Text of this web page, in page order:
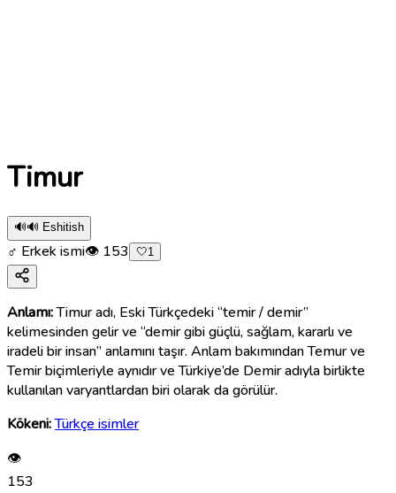
Timur
🔊🔊 Eshitish
♂ Erkek ismi👁 153 🤍1
Anlamı:Timur adı, Eski Türkçedeki “temir / demir”
kelimesinden gelir ve “demir gibi güçlü, sağlam, kararlı ve
iradeli bir insan” anlamını taşır. Anlam bakımından Temur ve
Temir biçimleriyle aynıdır ve Türkiye’de Demir adıyla birlikte
kullanılan varyantlardan biri olarak da görülür.
Kökeni:Türkçe isimler
👁
153